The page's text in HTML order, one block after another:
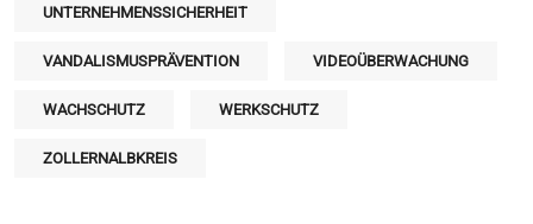
UNTERNEHMENSSICHERHEIT
VANDALISMUSPRÄVENTION VIDEOÜBERWACHUNG
WACHSCHUTZ WERKSCHUTZ
ZOLLERNALBKREIS